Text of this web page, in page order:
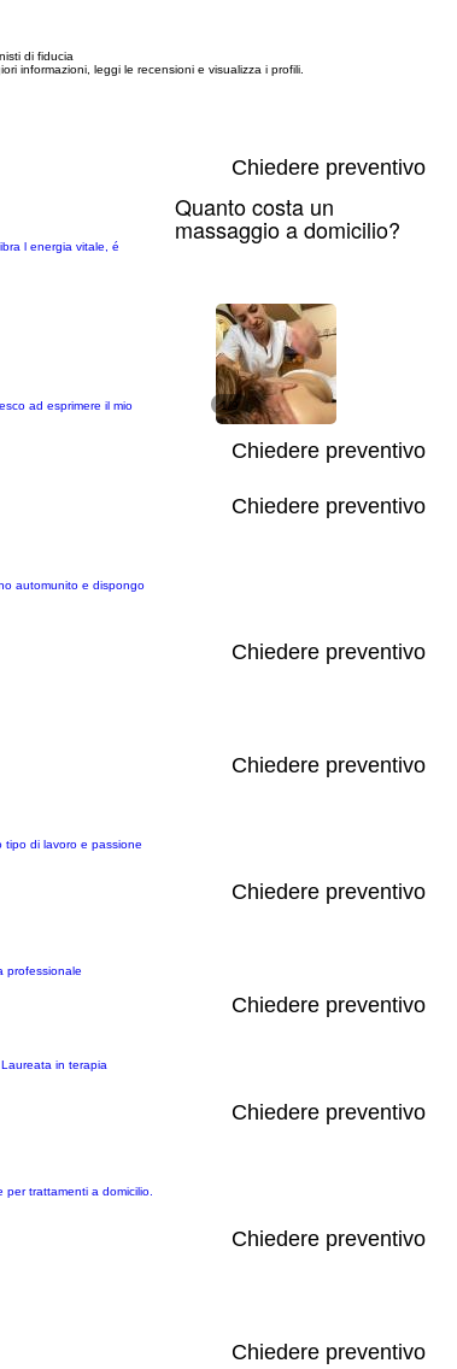
di fiducia
informazioni, leggi le recensioni e visualizza i profili.
l energia vitale, é
Chiedere preventivo
ad esprimere il mio
1/9
Chiedere preventivo
automunito e dispongo
Chiedere preventivo
Chiedere preventivo
tipo di lavoro e passione
Chiedere preventivo
professionale
Chiedere preventivo
in terapia
Chiedere preventivo
trattamenti a domicilio.
Chiedere preventivo
Chiedere preventivo
Chiedere preventivo
Quanto costa un
massaggio a domicilio?